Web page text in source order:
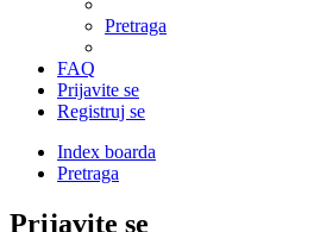
Pretraga
FAQ
Prijavite se
Registruj se
Index boarda
Pretraga
Prijavite se